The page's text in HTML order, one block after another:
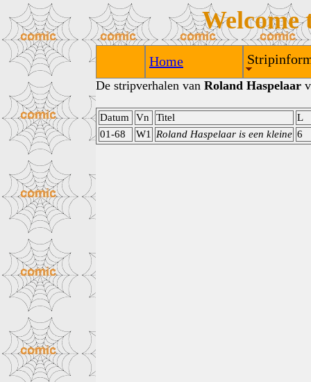
Welcome
Home
De stripverhalen van Roland Haspelaar
Datum Vn Titel
L
01-68
W1 Roland Haspelaar is een kleine 6